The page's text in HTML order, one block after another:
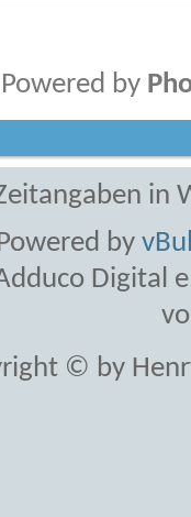
Powered by
in
by
Digital
© by